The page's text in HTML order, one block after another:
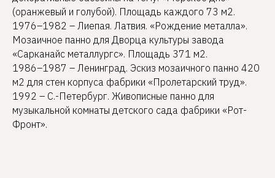
(оранжевый и голубой). Площадь каждого 73 м2.
1976–1982 – Лиепая. Латвия. «Рождение металла».
Мозаичное панно для Дворца культуры завода
«Сарканайс металлургс». Площадь 371 м2.
1986–1987 – Ленинград. Эскиз мозаичного панно 420
м2 для стен корпуса фабрики «Пролетарский труд».
1992 – C.-Петербург. Живописные панно для
музыкальной комнаты детского сада фабрики «Рот-
Фронт».